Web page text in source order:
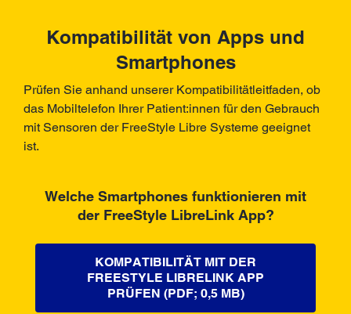
Kompatibilität von Apps und
Smartphones
Prüfen Sie anhand unserer Kompatibilitätleitfaden, ob
das Mobiltelefon Ihrer Patient:innen für den Gebrauch
mit Sensoren der FreeStyle Libre Systeme geeignet
ist.
Welche Smartphones funktionieren mit
der FreeStyle LibreLink App?
KOMPATIBILITÄT MIT DER
FREESTYLE LIBRELINK APP
PRÜFEN (PDF; 0,5 MB)